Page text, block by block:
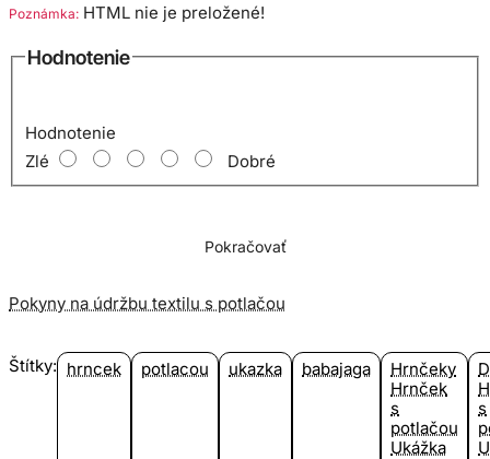
Poznámka: HTML nie je preložené!
Hodnotenie
Hodnotenie
Zlé
Dobré
Pokračovať
Pokyny na údržbu textilu s potlačou
Štítky: hrncek potlacou ukazka babajaga
Hrnčeky
Hrnček
s
potlačou
Ukážka
s